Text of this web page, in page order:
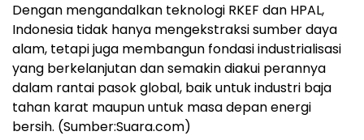
Dengan mengandalkan teknologi RKEF dan HPAL,
Indonesia tidak hanya mengekstraksi sumber daya
alam, tetapi juga membangun fondasi industrialisasi
yang berkelanjutan dan semakin diakui perannya
dalam rantai pasok global, baik untuk industri baja
tahan karat maupun untuk masa depan energi
bersih. (Sumber:Suara.com)